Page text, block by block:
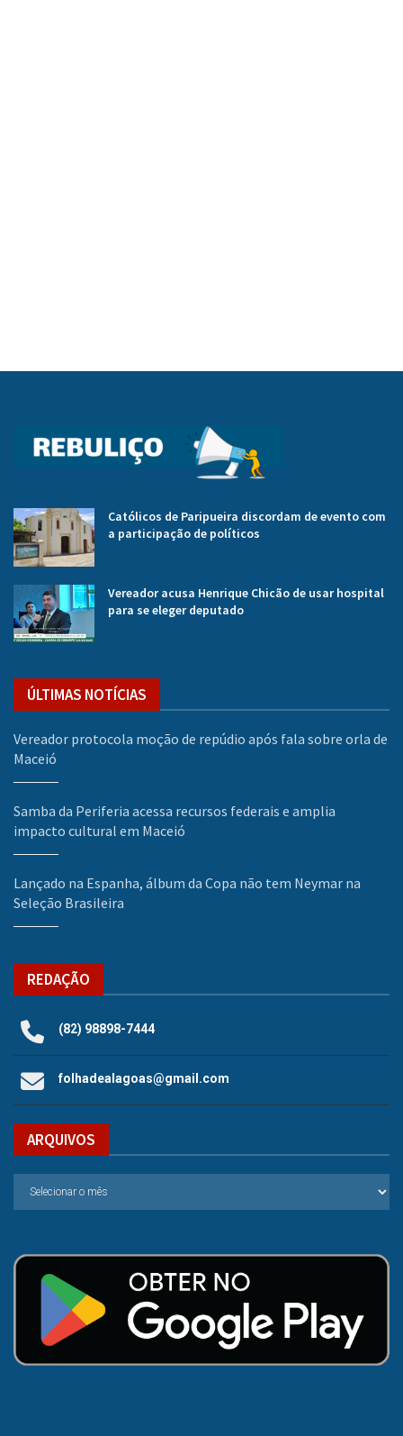
Católicos de Paripueira discordam de evento com
a participação de políticos
Vereador acusa Henrique Chicão de usar hospital
para se eleger deputado
ÚLTIMAS NOTÍCIAS
Vereador protocola moção de repúdio após fala sobre orla de
Maceió
Samba da Periferia acessa recursos federais e amplia
impacto cultural em Maceió
Lançado na Espanha, álbum da Copa não tem Neymar na
Seleção Brasileira
REDAÇÃO
(82) 98898-7444
folhadealagoas@gmail.com
ARQUIVOS